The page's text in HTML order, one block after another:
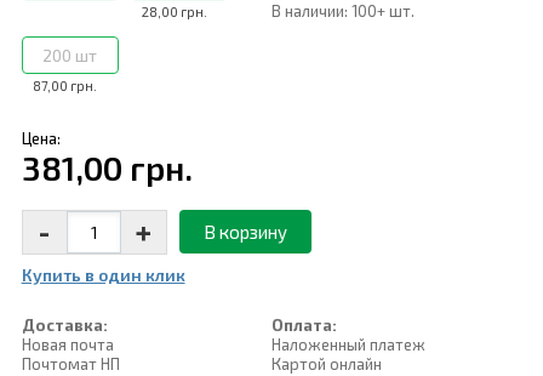
28,00 грн.
87,00 грн.
200 шт
В наличии: 100+ шт.
Цена:
381,00 грн.
- + В корзину
Купить в один клик
Доставка:
Новая почта
Почтомат НП
Оплата:
Наложенный платеж
Картой онлайн